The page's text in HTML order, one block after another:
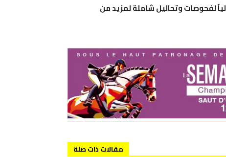
لفحوصات وتحاليل شاملة لمزيد من
مقالات ذات صلة